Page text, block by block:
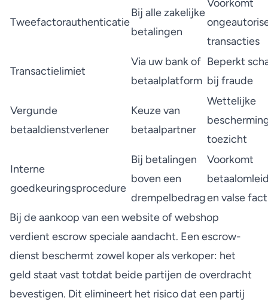
Tweefactorauthenticatie
Bij alle zakelijke
betalingen
Voorkomt
transacties
Transactielimiet
Via uw bank of
betaalplatform
Beperkt
bij fraude
Vergunde
betaaldienstverlener
Keuze van
betaalpartner
Wettelijke
toezicht
Interne
goedkeuringsprocedure
Bij betalingen
boven een
drempelbedrag
Voorkomt
en valse
Bij de aankoop van een website of webshop
verdient escrow speciale aandacht. Een escrow-
dienst beschermt zowel koper als verkoper: het
geld staat vast totdat beide partijen de overdracht
bevestigen. Dit elimineert het risico dat een partij